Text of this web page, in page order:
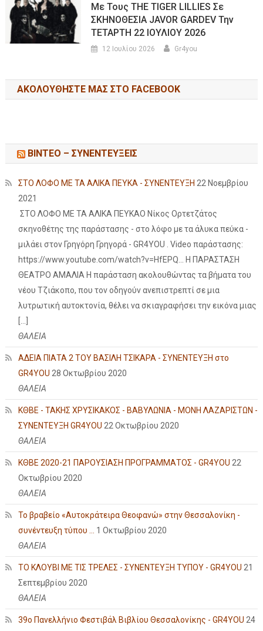
Με Τους THE TIGER LILLIES Σε
ΣΚΗΝΟΘΕΣΙΑ JAVOR GARDEV Την
ΤΕΤΑΡΤΗ 22 ΙΟΥΛΙΟΥ 2026
12 Ιουλίου 2026 Gr4you
ΑΚΟΛΟΥΘΉΣΤΕ ΜΑΣ ΣΤΟ FACEBOOK
ΒΙΝΤΕΟ – ΣΥΝΕΝΤΕΥΞΕΙΣ
ΣΤΟ ΛΟΦΟ ΜΕ ΤΑ ΑΛΙΚΑ ΠΕΥΚΑ - ΣΥΝΕΝΤΕΥΞΗ 22 Νοεμβρίου
2021
ΣΤΟ ΛΟΦΟ ΜΕ ΤΑ ΑΛΙΚΑ ΠΕΥΚΑΟ Νίκος Ορτετζάτος
σκηνοθέτης της παράστασης - στο λόφο με τα άλυκα πεύκα -
μιλάει στον Γρηγόρη Γρηγορά - GR4YOU . Video παράστασης:
https://www.youtube.com/watch?v=HfEPQ... Η ΠΑΡΑΣΤΑΣΗ
ΘΕΑΤΡΟ ΑΜΑΛΙΑ Η παράσταση ακολουθώντας τα βήματα του
νέου Τζιάκοπο, που τον οδηγούν ανεπιστρεπτί σε μια
λυτρωτική αυτοκτονία, θέλει να σκιαγραφήσει την εικόνα μιας
ΘΑΛΕΙΑ
ΑΔΕΙΑ ΠΙΑΤΑ 2 ΤΟΥ ΒΑΣΙΛΗ ΤΣΙΚΑΡΑ - ΣΥΝΕΝΤΕΥΞΗ στο
GR4YOU 28 Οκτωβρίου 2020
ΘΑΛΕΙΑ
ΚΘΒΕ - ΤΑΚΗΣ ΧΡΥΣΙΚΑΚΟΣ - ΒΑΒΥΛΩΝΙΑ - ΜΟΝΗ ΛΑΖΑΡΙΣΤΩΝ -
ΣΥΝΕΝΤΕΥΞΗ GR4YOU 22 Οκτωβρίου 2020
ΘΑΛΕΙΑ
ΚΘΒΕ 2020-21 ΠΑΡΟΥΣΙΑΣΗ ΠΡΟΓΡΑΜΜΑΤΟΣ - GR4YOU 22
Οκτωβρίου 2020
ΘΑΛΕΙΑ
Το βραβείο «Αυτοκράτειρα Θεοφανώ» στην Θεσσαλονίκη -
συνέντευξη τύπου ...
1 Οκτωβρίου 2020
ΘΑΛΕΙΑ
ΤΟ ΚΛΟΥΒΙ ΜΕ ΤΙΣ ΤΡΕΛΕΣ - ΣΥΝΕΝΤΕΥΞΗ ΤΥΠΟΥ - GR4YOU 21
Σεπτεμβρίου 2020
ΘΑΛΕΙΑ
39ο Πανελλήνιο Φεστιβάλ Βιβλίου Θεσσαλονίκης - GR4YOU 24